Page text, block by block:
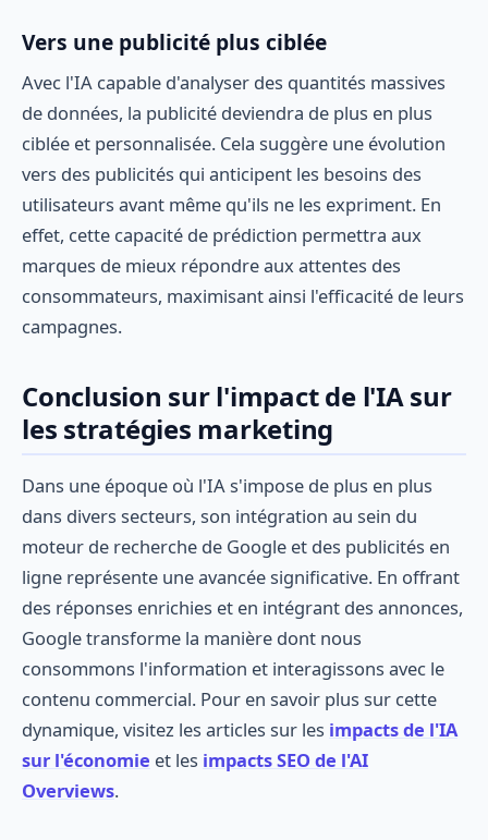
Vers une publicité plus ciblée
Avec l'IA capable d'analyser des quantités massives
de données, la publicité deviendra de plus en plus
ciblée et personnalisée. Cela suggère une évolution
vers des publicités qui anticipent les besoins des
utilisateurs avant même qu'ils ne les expriment. En
effet, cette capacité de prédiction permettra aux
marques de mieux répondre aux attentes des
consommateurs, maximisant ainsi l'efficacité de leurs
campagnes.
Conclusion sur l'impact de l'IA sur
les stratégies marketing
Dans une époque où l'IA s'impose de plus en plus
dans divers secteurs, son intégration au sein du
moteur de recherche de Google et des publicités en
ligne représente une avancée significative. En offrant
des réponses enrichies et en intégrant des annonces,
Google transforme la manière dont nous
consommons l'information et interagissons avec le
contenu commercial. Pour en savoir plus sur cette
dynamique, visitez les articles sur les impacts de l'IA
sur l'économie et les impacts SEO de l'AI
Overviews.